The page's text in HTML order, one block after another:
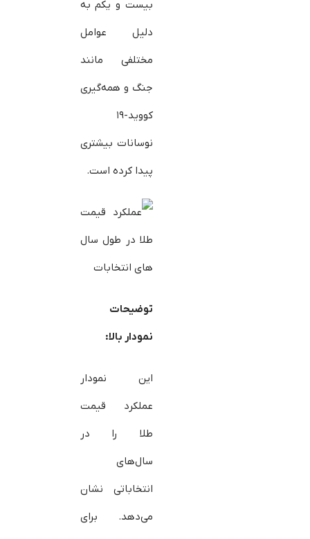
بیست و یکم به
دلیل عوامل
مختلفی مانند
جنگ و همه‌گیری
کووید-۱۹
نوسانات بیشتری
پیدا کرده است.
توضیحات
نمودار بالا:
این نمودار
عملکرد قیمت
طلا را در
سال‌های
انتخاباتی نشان
می‌دهد. برای